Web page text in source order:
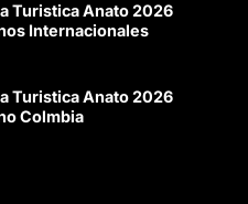
Turistica Anato 2026
Internacionales
Turistica Anato 2026
Colmbia